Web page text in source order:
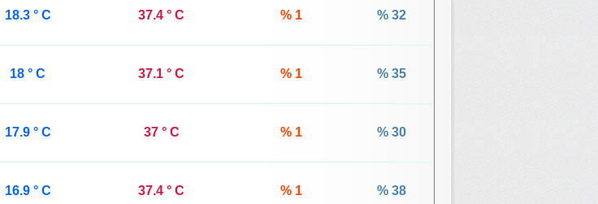
18.3 ° C 37.4 ° C % 1 % 32
18 ° C 37.1 ° C % 1 % 35
17.9 ° C 37 ° C % 1 % 30
16.9 ° C 37.4 ° C % 1 % 38